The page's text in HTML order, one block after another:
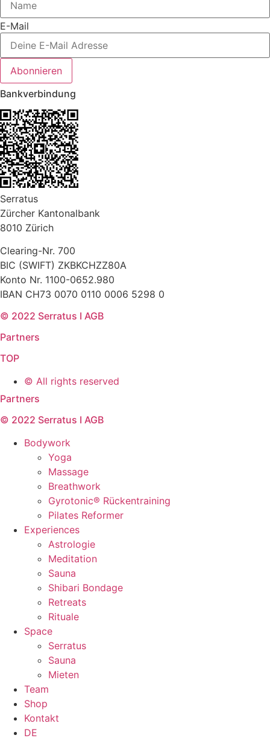
E-Mail
Abonnieren
Bankverbindung
Serratus
Zürcher Kantonalbank
8010 Zürich
Clearing-Nr. 700
BIC (SWIFT) ZKBKCHZZ80A
Konto Nr. 1100-0652.980
IBAN CH73 0070 0110 0006 5298 0
© 2022 Serratus I AGB
Partners
TOP
© All rights reserved ​
Partners
© 2022 Serratus I AGB
Bodywork
Yoga
Massage
Breathwork
Gyrotonic® Rückentraining
Pilates Reformer
Experiences
Astrologie
Meditation
Sauna
Shibari Bondage
Retreats
Rituale
Space
Serratus
Sauna
Mieten
Team
Shop
Kontakt
DE